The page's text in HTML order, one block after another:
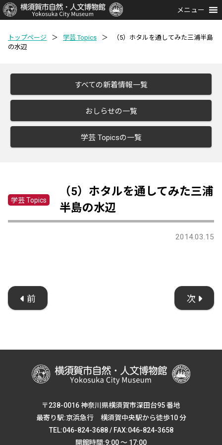
メニュー
トップページ ＞ 学芸 Topics ＞
（5）ホタルを通してみた三浦半島
の水辺
すべての新着情報一覧
おしらせの一覧
学芸 Topicsの一覧
学芸 Topics
（5）ホタルを通してみた三浦
半島の水辺
2014.03.15
前 次
〒238-0016 神奈川県横須賀市深田台95 番地
最寄り駅:京浜急行 横須賀中央駅から徒歩10 分
TEL:046-824-3688 / FAX:046-824-3658
開館時間:9:00 ～ 17:00